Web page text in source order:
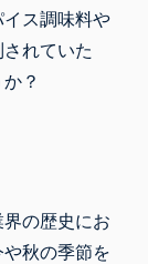
ス調味料や
れていた
？
の歴史にお
秋の季節を